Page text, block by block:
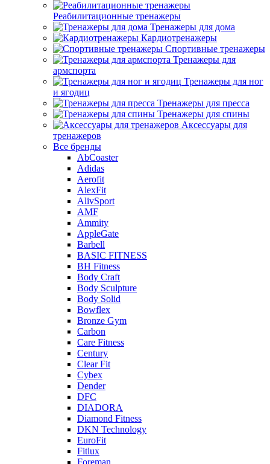
Реабилитационные тренажеры
Тренажеры для дома
Кардиотренажеры
Спортивные тренажеры
Тренажеры для
армспорта
Тренажеры для ног
и ягодиц
Тренажеры для пресса
Тренажеры для спины
Аксессуары для
тренажеров
Все бренды
AbCoaster
Adidas
Aerofit
AlexFit
AlivSport
AMF
Ammity
AppleGate
Barbell
BASIC FITNESS
BH Fitness
Body Craft
Body Sculpture
Body Solid
Bowflex
Bronze Gym
Carbon
Care Fitness
Century
Clear Fit
Cybex
Dender
DFC
DIADORA
Diamond Fitness
DKN Technology
EuroFit
Fitlux
Foreman